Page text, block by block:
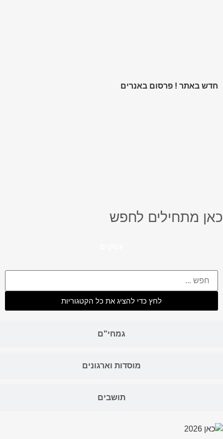
חדש באתר ! פרסום באנרים
כאן מתחילים לחפש
גמחי"ם
מוסדות וארגונים
תושבים
לחץ כדי להציג את כל הקטגוריות